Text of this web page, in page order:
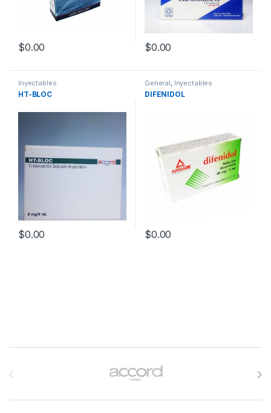
$0.00 $0.00
Inyectables
HT-BLOC
$0.00
General, Inyectables
DIFENIDOL
$0.00